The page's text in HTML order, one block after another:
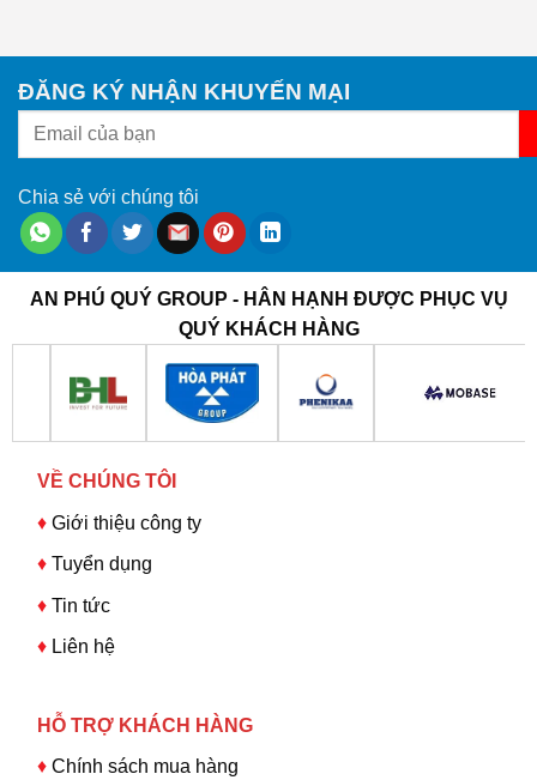
ĐĂNG KÝ NHẬN KHUYẾN MẠI
Chia sẻ với chúng tôi
AN PHÚ QUÝ GROUP - HÂN HẠNH ĐƯỢC PHỤC VỤ
QUÝ KHÁCH HÀNG
VỀ CHÚNG TÔI
♦ Giới thiệu công ty
♦Tuyển dụng
♦ Tin tức
♦ Liên hệ
HỖ TRỢ KHÁCH HÀNG
♦Chính sách mua hàng